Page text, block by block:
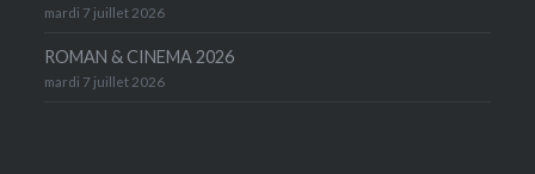
mardi 7 juillet 2026
ROMAN & CINEMA 2026
mardi 7 juillet 2026